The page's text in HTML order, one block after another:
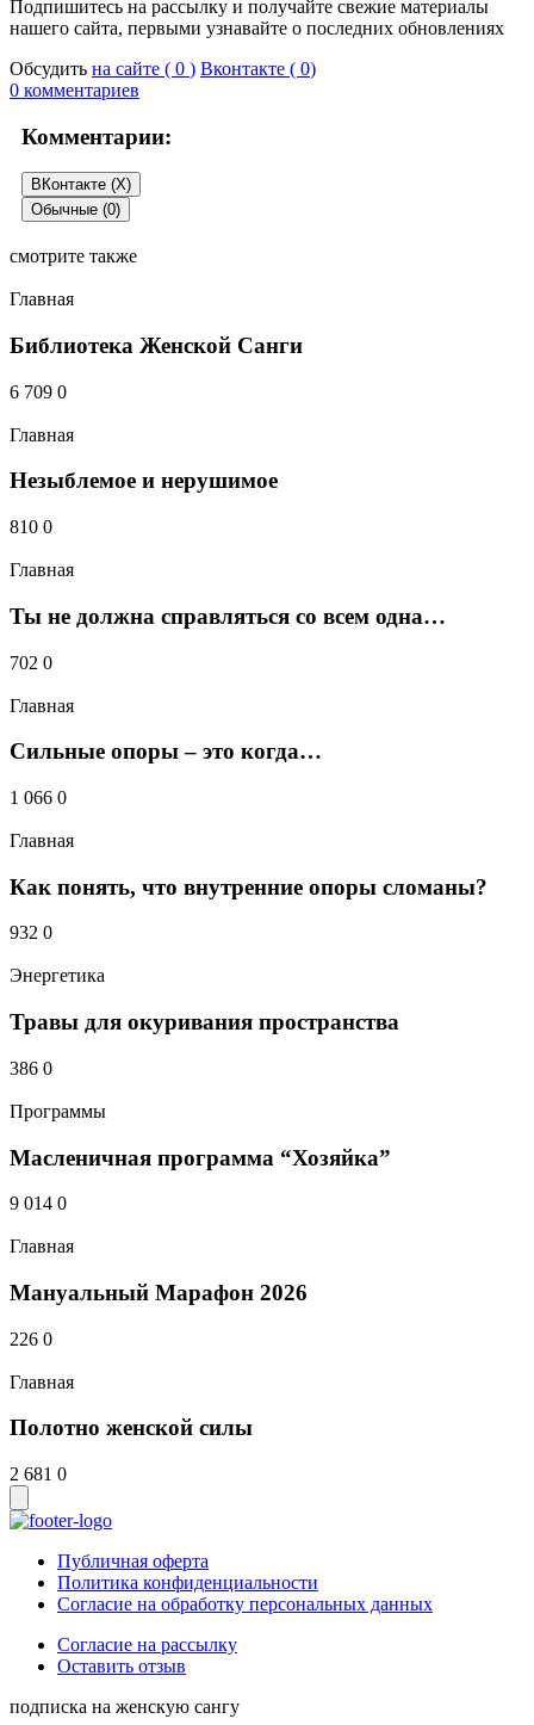
Подпишитесь на рассылку и получайте свежие материалы
нашего сайта, первыми узнавайте о последних обновлениях
Обсудить на сайте ( 0 ) Вконтакте ( 0)
0 комментариев
Комментарии:
ВКонтакте (X)
Обычные (0)
Получать новые комментарии по электронной почте.
Вы можете
смотрите также
Главная
Библиотека Женской Санги
6 709 0
Главная
Незыблемое и нерушимое
810 0
Главная
Ты не должна справляться со всем одна…
702 0
Главная
Сильные опоры – это когда…
1 066 0
Главная
Как понять, что внутренние опоры сломаны?
932 0
Энергетика
Травы для окуривания пространства
386 0
Программы
Масленичная программа “Хозяйка”
9 014 0
Главная
Мануальный Марафон 2026
226 0
Главная
Полотно женской силы
2 681 0
Публичная оферта
Политика конфиденциальности
Согласие на обработку персональных данных
Согласие на рассылку
Оставить отзыв
подписка на женскую сангу